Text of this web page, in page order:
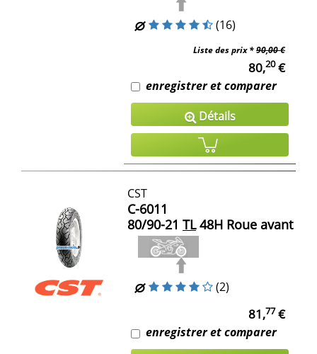
(16)
Liste des prix *90,00 €
80,20€
enregistrer et comparer
Détails
CST
C-6011
80/90-21 TL48H Roue avant
(2)
81,77€
enregistrer et comparer